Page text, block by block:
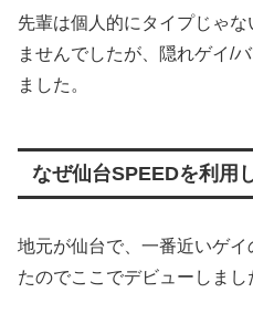
先輩は個人的にタイプじゃ
ませんでしたが、隠れゲイ/
ました。
なぜ仙台SPEEDを利用
地元が仙台で、一番近いゲ
たのでここでデビューしまし